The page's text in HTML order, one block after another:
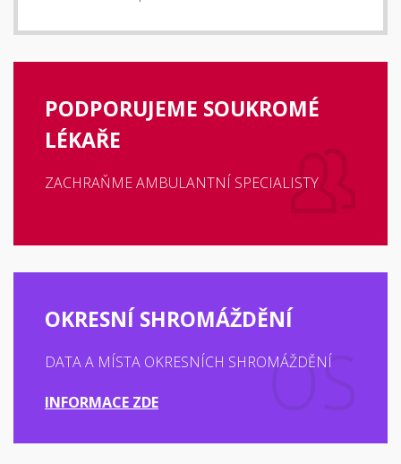
PODPORUJEME SOUKROMÉ
LÉKAŘE
ZACHRAŇME AMBULANTNÍ SPECIALISTY
OKRESNÍ SHROMÁŽDĚNÍ
DATA A MÍSTA OKRESNÍCH SHROMÁŽDĚNÍ
INFORMACE ZDE